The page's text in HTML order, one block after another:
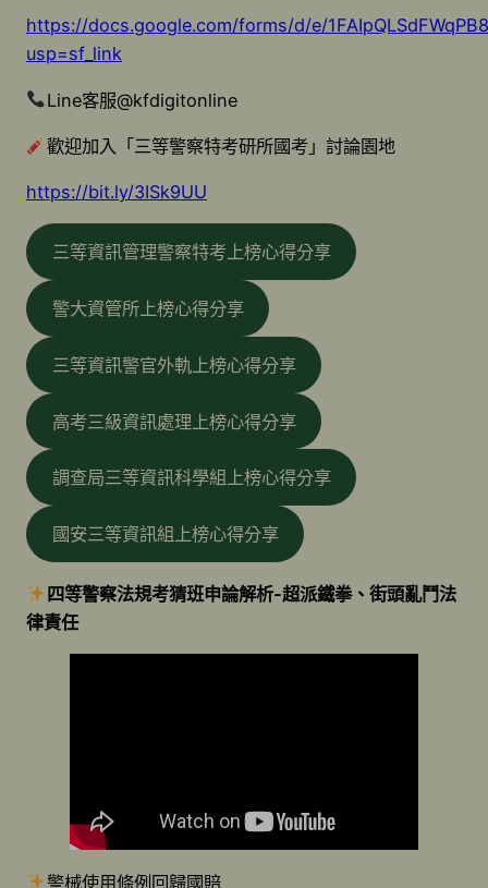
https://docs.google.com/forms/d/e/
usp=sf_link
Line客服@kfdigitonline
歡迎加入「三等警察特考研所國考」討論園地
https://bit.ly/3ISk9UU
三等資訊管理警察特考上榜心得分享
警大資管所上榜心得分享
三等資訊警官外軌上榜心得分享
高考三級資訊處理上榜心得分享
調查局三等資訊科學組上榜心得分享
國安三等資訊組上榜心得分享
四等警察法規考猜班申論解析-超派鐵拳、街頭亂鬥法
律責任
警械使用條例回歸國賠